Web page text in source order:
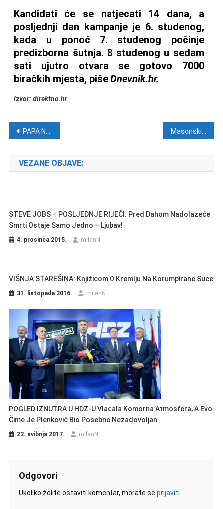
Kandidati će se natjecati 14 dana, a
posljednji dan kampanje je 6. studenog,
kada u ponoć 7. studenog počinje
predizborna šutnja. 8 studenog u sedam
sati ujutro otvara se gotovo 7000
biračkih mjesta, piše Dnevnik.hr.
Izvor: direktno.hr
Navigacija objava
PAPA NA OTVORENJU SINODE: ‘Bog je stvorio muško i žensko’
VEZANE OBJAVE:
STEVE JOBS – POSLJEDNJE RIJEČI: Pred Dahom Nadolazeće
Smrti Ostaje Samo Jedno – Ljubav!
4. prosinca 2015. milanN
VIŠNJA STAREŠINA: Knjižicom O Kremlju Na Korumpirane Suce
31. listopada 2016. milanN
POGLED IZNUTRA U HDZ-U Vladala Komorna Atmosfera, A Evo
Čime Je Plenković Bio Posebno Nezadovoljan
22. svibnja 2017. milanN
Odgovori
Ukoliko želite ostaviti komentar, morate se prijaviti.